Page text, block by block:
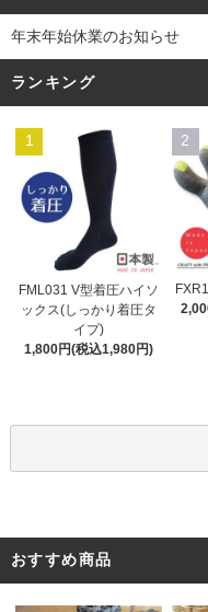
年末年始休業のお知らせ
ランキング
1
FML031 V型着圧ハイソ
ックス(しっかり着圧タ
イプ)
1,800円(税込1,980円)
2
おすすめ商品